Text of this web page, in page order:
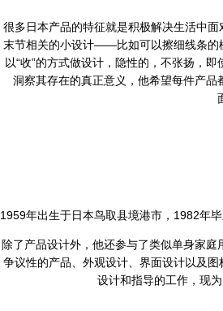
很多日本产品的特征就是积极解决生活中
末节相关的小设计——比如可以擦细线条的
以“收”的方式做设计，隐性的，不张扬，
洞察其存在的真正意义，他希望每件产
1959年出生于日本鸟取县境港市，1982年
除了产品设计外，他还参与了类似单身家
争议性的产品、外观设计、界面设计以及
设计和指导的工作，现